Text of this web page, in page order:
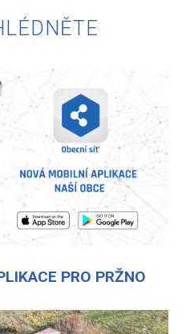
PRO PRŽNO